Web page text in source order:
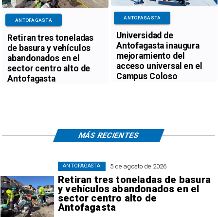
Retiran tres toneladas
de basura y vehículos
abandonados en el
sector centro alto de
Antofagasta
ANTOFAGASTA
Universidad de
Antofagasta inaugura
mejoramiento del
acceso universal en el
Campus Coloso
ANTOFAGASTA
5 de agosto de 2026
Retiran tres toneladas de basura
y vehículos abandonados en el
sector centro alto de
Antofagasta
ANTOFAGASTA
MÁS RECIENTES